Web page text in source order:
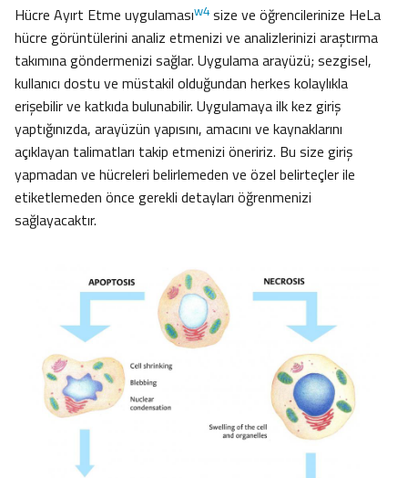
Hücre Ayırt Etme uygulamasıw4 size ve öğrencilerinize HeLa
hücre görüntülerini analiz etmenizi ve analizlerinizi araştırma
takımına göndermenizi sağlar. Uygulama arayüzü; sezgisel,
kullanıcı dostu ve müstakil olduğundan herkes kolaylıkla
erişebilir ve katkıda bulunabilir. Uygulamaya ilk kez giriş
yaptığınızda, arayüzün yapısını, amacını ve kaynaklarını
açıklayan talimatları takip etmenizi öneririz. Bu size giriş
yapmadan ve hücreleri belirlemeden ve özel belirteçler ile
etiketlemeden önce gerekli detayları öğrenmenizi
sağlayacaktır.